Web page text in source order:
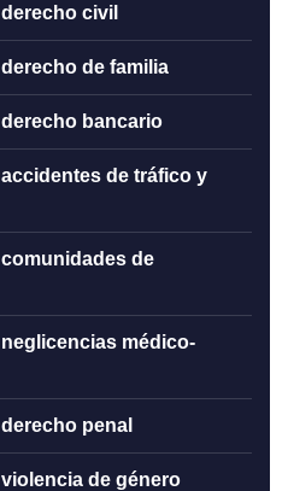
derecho civil
derecho de familia
derecho bancario
accidentes de tráfico y
comunidades de
neglicencias médico-
derecho penal
violencia de género